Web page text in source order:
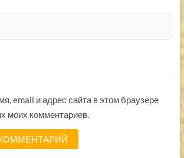
email и адрес сайта в этом браузере
моих комментариев.